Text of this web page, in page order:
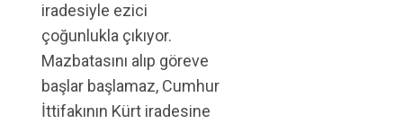
iradesiyle ezici
çoğunlukla çıkıyor.
Mazbatasını alıp göreve
başlar başlamaz, Cumhur
İttifakının Kürt iradesine